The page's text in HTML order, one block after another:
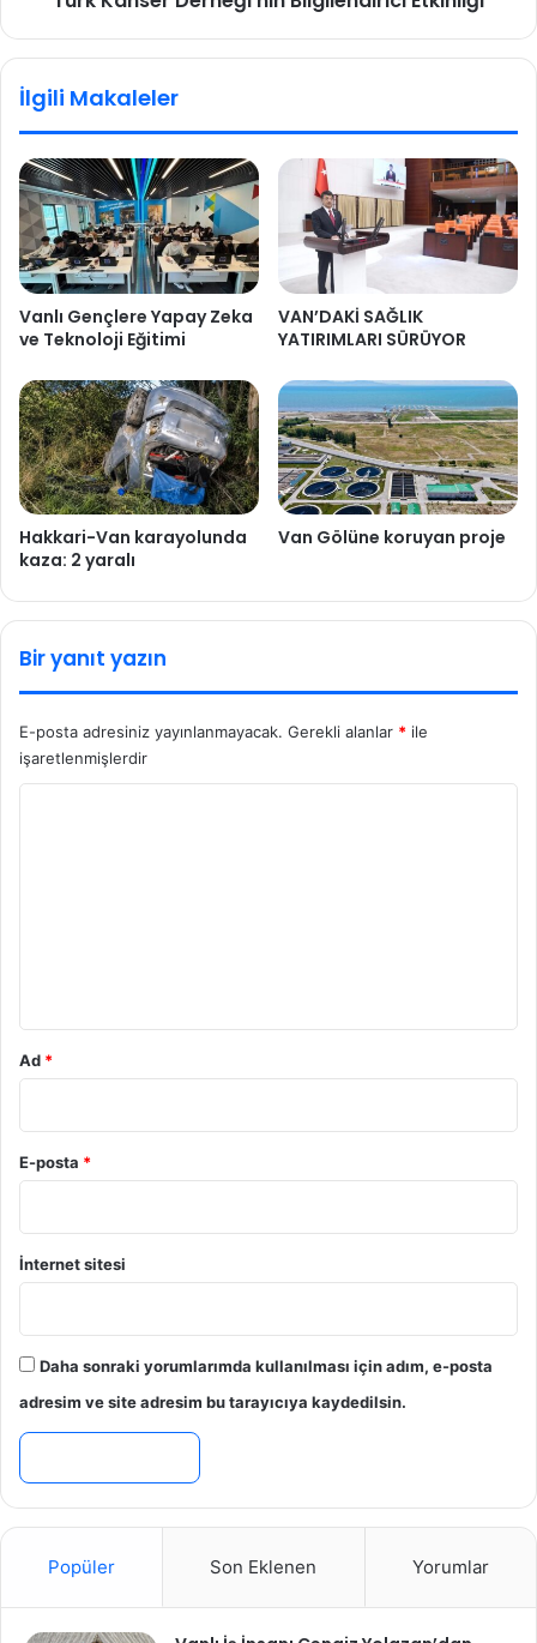
İlgili Makaleler
Vanlı Gençlere Yapay Zeka
ve Teknoloji Eğitimi
VAN’DAKİ SAĞLIK
YATIRIMLARI SÜRÜYOR
Hakkari-Van karayolunda
kaza: 2 yaralı
Van Gölüne koruyan proje
Bir yanıt yazın
E-posta adresiniz yayınlanmayacak. Gerekli alanlar * ile
işaretlenmişlerdir
Ad *
E-posta *
İnternet sitesi
Daha sonraki yorumlarımda kullanılması için adım, e-posta
adresim ve site adresim bu tarayıcıya kaydedilsin.
Popüler Son Eklenen Yorumlar